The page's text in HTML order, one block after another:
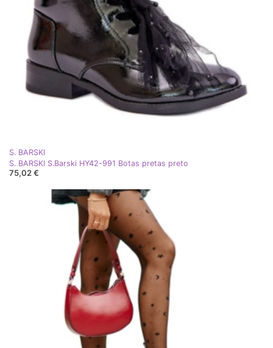
S. BARSKI
S. BARSKI S.Barski HY42-991 Botas pretas preto
75,02 €